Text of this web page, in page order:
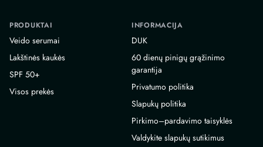
PRODUKTAI
Veido serumai
Lakštinės kaukės
SPF 50+
Visos prekės
INFORMACIJA
DUK
60 dienų pinigų grąžinimo
garantija
Privatumo politika
Slapukų politika
Pirkimo–pardavimo taisyklės
Valdykite slapukų sutikimus